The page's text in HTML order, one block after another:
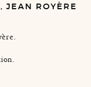
JEAN ROYÈRE